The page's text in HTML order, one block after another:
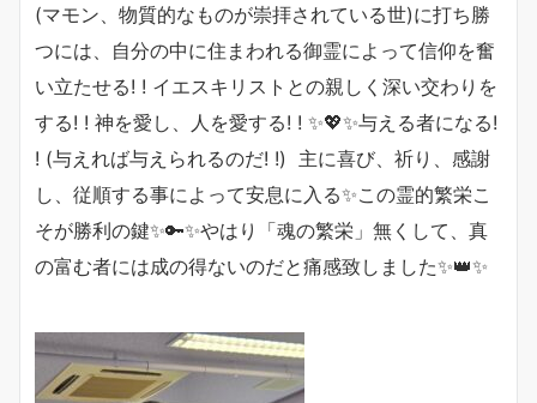
(マモン、物質的なものが崇拝されている世)に打ち勝
つには、自分の中に住まわれる御霊によって信仰を奮
い立たせる! ! イエスキリストとの親しく深い交わりを
する! ! 神を愛し、人を愛する! ! ✨💖✨与える者になる!
! (与えれば与えられるのだ! !) 主に喜び、祈り、感謝
し、従順する事によって安息に入る✨この霊的繁栄こ
そが勝利の鍵✨🔑✨やはり「魂の繁栄」無くして、真
の富む者には成の得ないのだと痛感致しました✨👑✨